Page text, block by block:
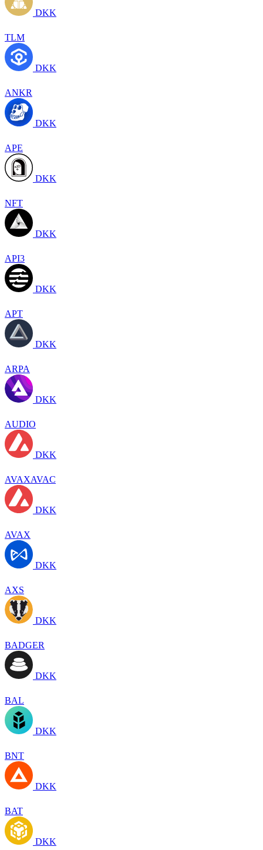
DKK
TLM
DKK
ANKR
DKK
APE
DKK
NFT
DKK
API3
DKK
APT
DKK
ARPA
DKK
AUDIO
DKK
AVAXAVAC
DKK
AVAX
DKK
AXS
DKK
BADGER
DKK
BAL
DKK
BNT
DKK
BAT
DKK